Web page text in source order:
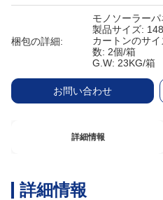
梱包の詳細:
モノソーラー
製品サイズ:
カートンのサ
数: 2個/箱
G.W: 23KG/箱
お問い合わせ
詳細情報
詳細情報